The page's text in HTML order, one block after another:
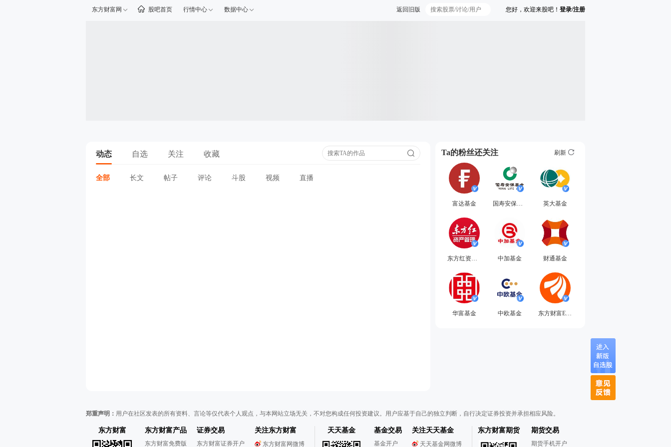
东方财富网 股吧首页 行情中心 数据中心 您好，欢迎来股吧！ 登录/注册
返回旧版
动态 自选 关注 收藏
全部 长文 帖子 评论 斗股 视频 直播
Ta的粉丝还关注 刷新
富达基金 国寿安保基金 英大基金
东方红资产管理 中加基金 财通基金
华富基金 中欧基金 东方财富ETF小助手
郑重声明： 用户在社区发表的所有资料、言论等仅代表个人观点，与本网站立场无关，不对您构成任何投资建议。用户应基于自己的独立判断，自行决定证券投资并承担相应风险。
东方财富 东方财富产品
东方财富免费版
证券交易
东方财富证券开户
关注东方财富
东方财富网微博
天天基金 基金交易
基金开户
关注天天基金
天天基金网微博
东方财富期货 期货交易
期货手机开户